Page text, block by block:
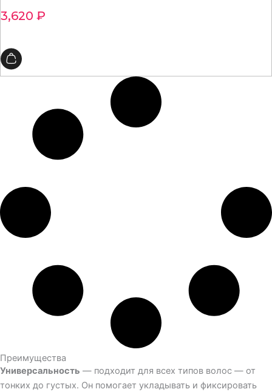
3,620 ₽
Преимущества
Универсальность — подходит для всех типов волос — от
тонких до густых. Он помогает укладывать и фиксировать